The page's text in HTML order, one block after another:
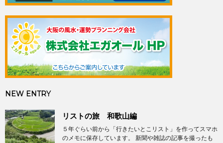
NEW ENTRY
リストの旅 和歌山編
５年ぐらい前から「行きたいとこリスト」を作ってスマホ
のメモに保存しています。 新聞や雑誌の記事を撮ったも